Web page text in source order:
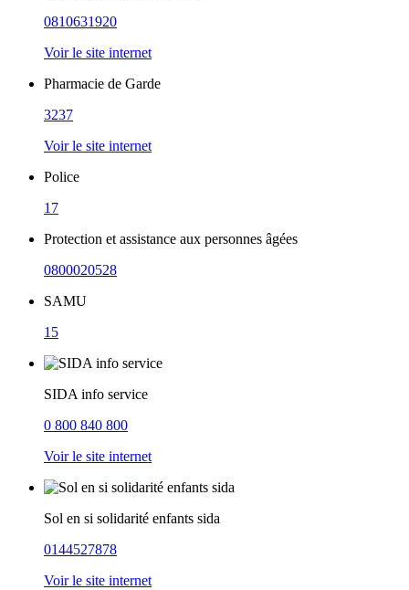
0810631920
Voir le site internet
Pharmacie de Garde
3237
Voir le site internet
Police
17
Protection et assistance aux personnes âgées
0800020528
SAMU
15
SIDA info service
0 800 840 800
Voir le site internet
Sol en si solidarité enfants sida
0144527878
Voir le site internet